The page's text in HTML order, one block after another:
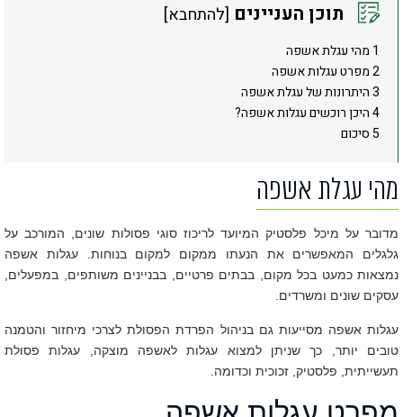
תוכן העניינים [להתחבא]
1 מהי עגלת אשפה
2 מפרט עגלות אשפה
3 היתרונות של עגלת אשפה
4 היכן רוכשים עגלות אשפה?
5 סיכום
מהי עגלת אשפה
מדובר על מיכל פלסטיק המיועד לריכוז סוגי פסולות שונים, המורכב על
גלגלים המאפשרים את הנעתו ממקום למקום בנוחות. עגלות אשפה
נמצאות כמעט בכל מקום, בבתים פרטיים, בבניינים משותפים, במפעלים,
עסקים שונים ומשרדים.
עגלות אשפה מסייעות גם בניהול הפרדת הפסולת לצרכי מיחזור והטמנה
טובים יותר, כך שניתן למצוא עגלות לאשפה מוצקה, עגלות פסולת
תעשייתית, פלסטיק, זכוכית וכדומה.